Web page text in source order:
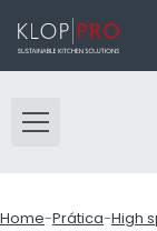
Home-Prática-High